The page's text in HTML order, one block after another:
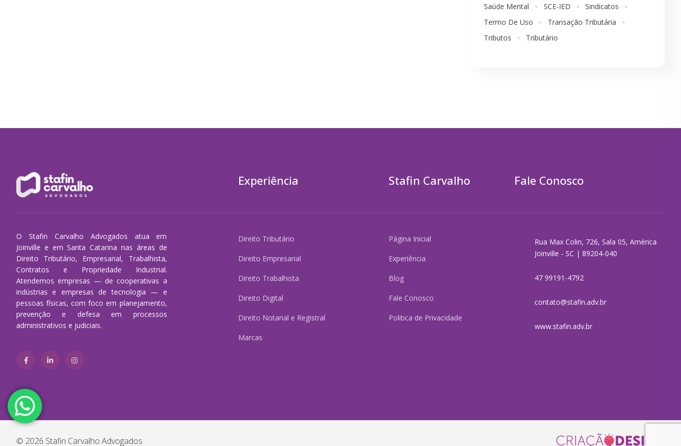
Saúde Mental
SCE-IED
Sindicatos
Termo De Uso
Transação Tributária
Tributos
Tributário
O Stafin Carvalho Advogados atua em
Joinville e em Santa Catarina nas áreas de
Direito Tributário, Empresarial, Trabalhista,
Contratos e Propriedade Industrial.
Atendemos empresas — de cooperativas a
indústrias e empresas de tecnologia — e
pessoas físicas, com foco em planejamento,
prevenção e defesa em processos
administrativos e judiciais.
Experiência
Direito Tributário
Direito Empresarial
Direito Trabalhista
Direito Digital
Direito Notarial e Registral
Marcas
Stafin Carvalho
Página Inicial
Experiência
Blog
Fale Conosco
Politica de Privacidade
Fale Conosco
Rua Max Colin, 726, Sala 05, América
Joinville - SC | 89204-040
47 99191-4792
contato@stafin.adv.br
www.stafin.adv.br
© 2026 Stafin Carvalho Advogados